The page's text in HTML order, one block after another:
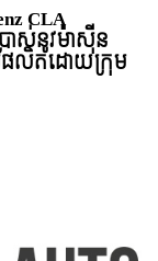
CLA
ាស់នូវម៉ាស៊ីន
លិតដោយក្រុម